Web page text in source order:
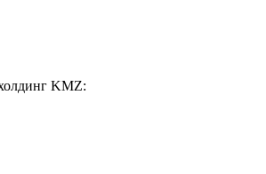
KMZ: